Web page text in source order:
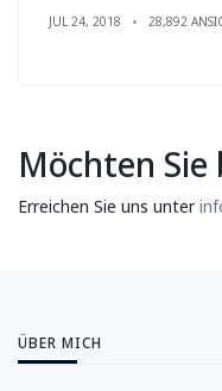
JUL 24, 2018 28,892
Möchten Sie
Erreichen Sie uns unter
ÜBER MICH